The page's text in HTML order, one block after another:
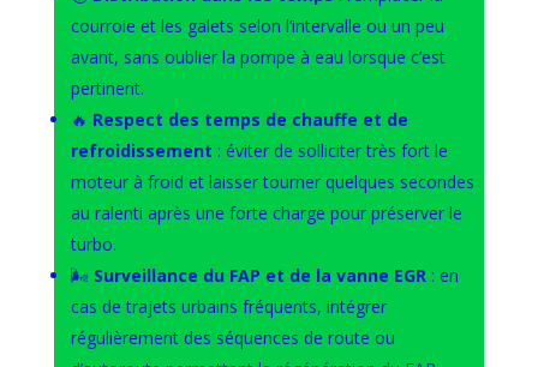
courroie et les galets selon l’intervalle ou un peu
avant, sans oublier la pompe à eau lorsque c’est
pertinent.
🔥 Respect des temps de chauffe et de
refroidissement : éviter de solliciter très fort le
moteur à froid et laisser tourner quelques secondes
au ralenti après une forte charge pour préserver le
turbo.
🌬️ Surveillance du FAP et de la vanne EGR: en
cas de trajets urbains fréquents, intégrer
régulièrement des séquences de route ou